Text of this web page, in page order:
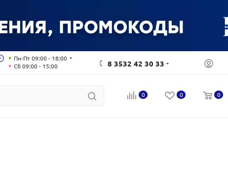
Пн-Пт 09:00 - 18:00
Сб 09:00 - 15:00
8 3532 42 30 33
0 0 0